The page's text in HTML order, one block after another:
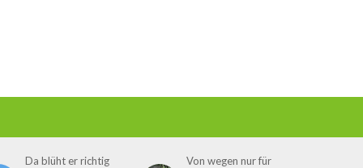
Da blüht er richtig
Von wegen nur für